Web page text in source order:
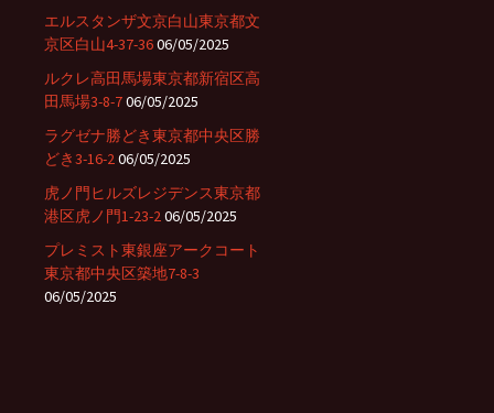
エルスタンザ文京白山東京都文
京区白山4-37-3606/05/2025
ルクレ高田馬場東京都新宿区高
田馬場3-8-706/05/2025
ラグゼナ勝どき東京都中央区勝
どき3-16-206/05/2025
虎ノ門ヒルズレジデンス東京都
港区虎ノ門1-23-206/05/2025
プレミスト東銀座アークコート
東京都中央区築地7-8-3
06/05/2025